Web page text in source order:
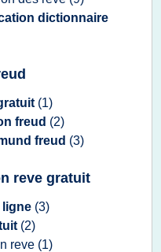
dictionnaire
(1)
freud (2)
freud (3)
reve gratuit
ligne (3)
(2)
reve (1)